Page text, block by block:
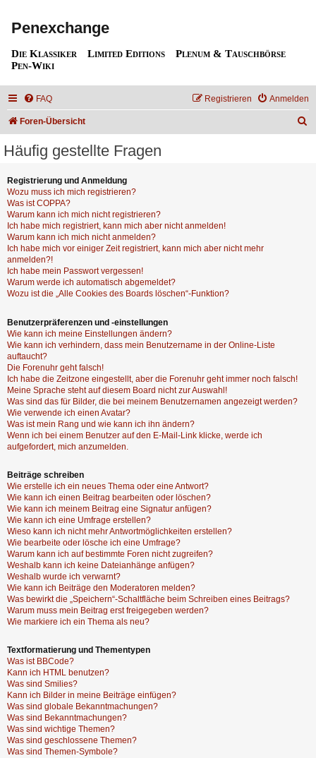
Penexchange
Die Klassiker Limited Editions
Plenum & Tauschbörse
Pen-Wiki
FAQ Anmelden
Registrieren
Foren-Übersicht
Häufig gestellte Fragen
Registrierung und Anmeldung
Wozu muss ich mich registrieren?
Was ist COPPA?
Warum kann ich mich nicht registrieren?
Ich habe mich registriert, kann mich aber nicht anmelden!
Warum kann ich mich nicht anmelden?
Ich habe mich vor einiger Zeit registriert, kann mich aber nicht mehr
anmelden?!
Ich habe mein Passwort vergessen!
Warum werde ich automatisch abgemeldet?
Wozu ist die „Alle Cookies des Boards löschen“-Funktion?
Benutzerpräferenzen und -einstellungen
Wie kann ich meine Einstellungen ändern?
Wie kann ich verhindern, dass mein Benutzername in der Online-Liste
auftaucht?
Die Forenuhr geht falsch!
Ich habe die Zeitzone eingestellt, aber die Forenuhr geht immer noch falsch!
Meine Sprache steht auf diesem Board nicht zur Auswahl!
Was sind das für Bilder, die bei meinem Benutzernamen angezeigt werden?
Wie verwende ich einen Avatar?
Was ist mein Rang und wie kann ich ihn ändern?
Wenn ich bei einem Benutzer auf den E-Mail-Link klicke, werde ich
aufgefordert, mich anzumelden.
Beiträge schreiben
Wie erstelle ich ein neues Thema oder eine Antwort?
Wie kann ich einen Beitrag bearbeiten oder löschen?
Wie kann ich meinem Beitrag eine Signatur anfügen?
Wie kann ich eine Umfrage erstellen?
Wieso kann ich nicht mehr Antwortmöglichkeiten erstellen?
Wie bearbeite oder lösche ich eine Umfrage?
Warum kann ich auf bestimmte Foren nicht zugreifen?
Weshalb kann ich keine Dateianhänge anfügen?
Weshalb wurde ich verwarnt?
Wie kann ich Beiträge den Moderatoren melden?
Was bewirkt die „Speichern“-Schaltfläche beim Schreiben eines Beitrags?
Warum muss mein Beitrag erst freigegeben werden?
Wie markiere ich ein Thema als neu?
Textformatierung und Thementypen
Was ist BBCode?
Kann ich HTML benutzen?
Was sind Smilies?
Kann ich Bilder in meine Beiträge einfügen?
Was sind globale Bekanntmachungen?
Was sind Bekanntmachungen?
Was sind wichtige Themen?
Was sind geschlossene Themen?
Was sind Themen-Symbole?